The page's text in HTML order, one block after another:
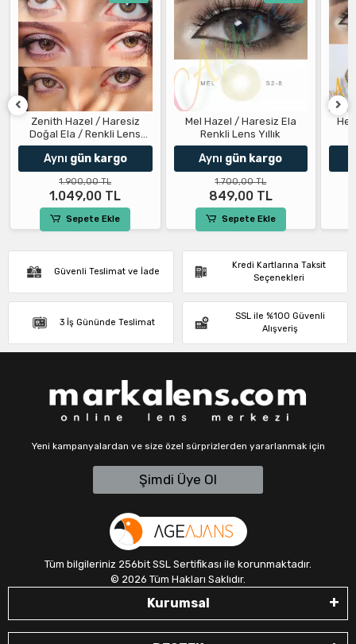
Zenith Hazel / Haresiz
Doğal Ela / Renkli Lens
Yıllık
Aynı gün kargo
1.900,00 TL
1.049,00 TL
Sepete Ekle
Mel Hazel / Haresiz Ela
Renkli Lens Yıllık
Aynı gün kargo
1.700,00 TL
849,00 TL
Sepete Ekle
Güvenli Teslimat ve İade
Kredi Kartlarına Taksit
Seçenekleri
3 İş Gününde Teslimat
SSL ile %100 Güvenli
Alışveriş
Yeni kampanyalardan ve size özel sürprizlerden yararlanmak için
Şimdi Üye Ol
Tüm bilgileriniz 256bit SSL Sertifikası ile korunmaktadır.
© 2026 Tüm Hakları Saklıdır.
Kurumsal